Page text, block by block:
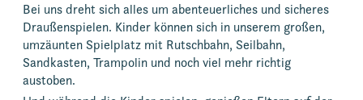
Bei uns dreht sich alles um abenteuerliches und sicheres
Draußenspielen. Kinder können sich in unserem großen,
umzäunten Spielplatz mit Rutschbahn, Seilbahn,
Sandkasten, Trampolin und noch viel mehr richtig
austoben.